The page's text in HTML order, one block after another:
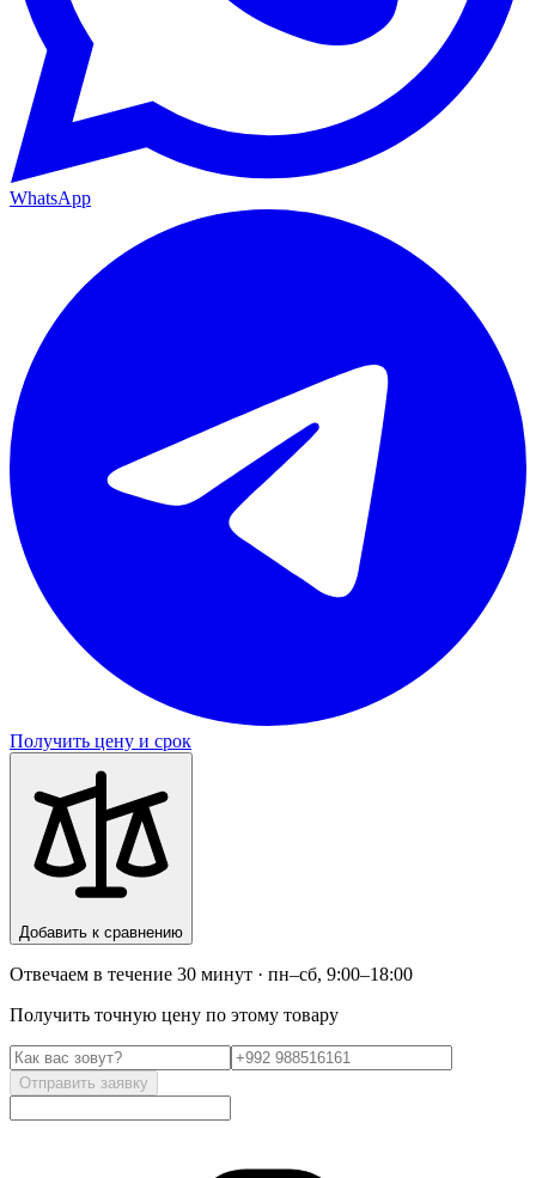
WhatsApp
Получить цену и срок
Добавить к сравнению
Отвечаем в течение 30 минут · пн–сб, 9:00–18:00
Получить точную цену по этому товару
Отправить заявку